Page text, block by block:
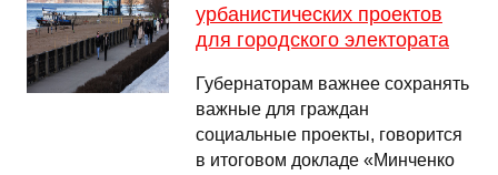
урбанистических проектов
для городского электората
Губернаторам важнее сохранять
важные для граждан
социальные проекты, говорится
в итоговом докладе «Минченко